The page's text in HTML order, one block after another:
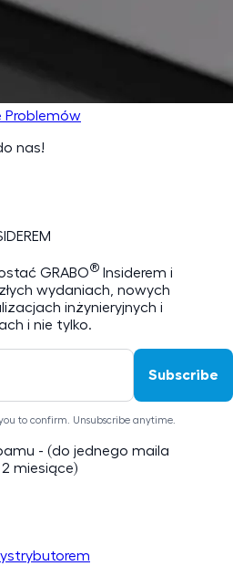
Problemów
nas!
GRABO® Insiderem i
wydaniach, nowych
inżynieryjnych i
i nie tylko.
Subscribe
to confirm. Unsubscribe anytime.
- (do jednego maila
miesiące)